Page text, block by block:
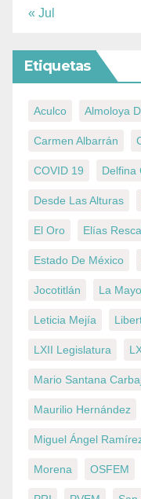
« Jul
Etiquetas
Aculco Almoloya
Carmen Albarrán
COVID 19 Delfina
Desde Las Alturas
El Oro Elías
Estado De México
Jocotitlán La
Leticia Mejía
LXII Legislatura
Mario Santana
Maurilio Hernández
Miguel Ángel
Morena OSFEM